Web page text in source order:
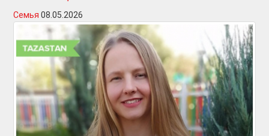
Семья 08.05.2026